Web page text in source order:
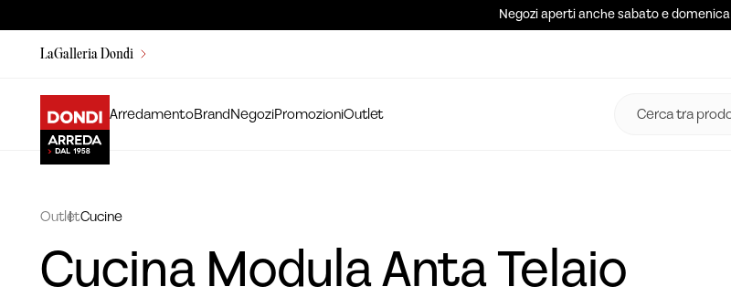
Negozi aperti anche sabato e domenica
LaGalleria Dondi
ArredamentoBrandNegoziPromozioniOutlet
OutletCucine
Cucina Modula Anta Telaio